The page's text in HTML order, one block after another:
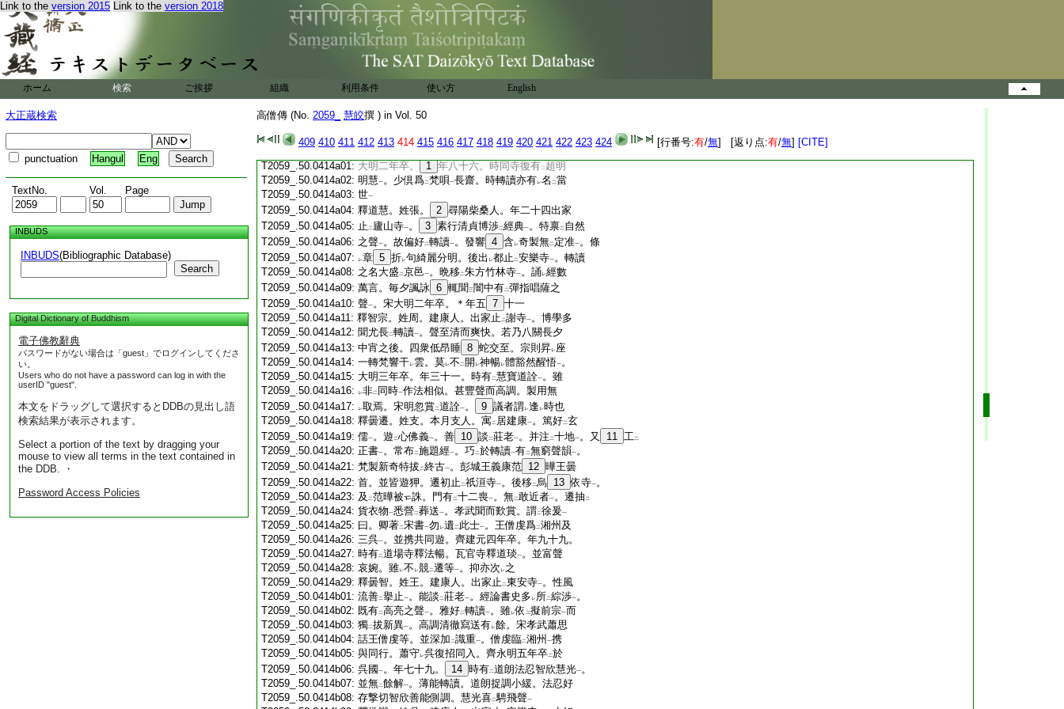
Link to the version 2015 Link to the version 2018
ホーム 検索 ご挨拶 組織 利用条件 使い方 English
大正蔵検索
punctuation Hangul Eng
TextNo. Vol. Page
INBUDS
INBUDS(Bibliographic Database)
Search
Digital Dictionary of Buddhism
電子佛教辭典
パスワードがない場合は「guest」でログインしてくださ
い。
Users who do not have a password can log in with the
userID "guest".
本文をドラッグして選択するとDDBの見出し語
検索結果が表示されます。
Select a portion of the text by dragging your
mouse to view all terms in the text contained in
the DDB. ・
Password Access Policies
高僧傳 (No. 2059_ 慧皎撰 ) in Vol. 50
409 410 411 412 413 414 415 416 417 418 419 420 421 422 423 424 [行番号:有/無] [返り点:有/無] [CITE]
T2059_.50.0413c19:服。乃歎曰。以 貌取レ人失二之子羽 一
T2059_.50.0413c20:安嚴公發 講。等作 三契經 竟。嚴徐動
T2059_.50.0413c21: 曰。如 此讀レ經亦不 減二 發講 遂散
T2059_.50.0413c22:題。議者以爲相成之道也。兄弟並以二
卒
白馬寺
T2059_.50.0413c25:雜技 而偏以二音聲 著稱。擅二名於宋武
T2059_.50.0413c27:善二 三本起 37
T2059_.50.0413c28:
レ 心。寺有 二 般若臺 一 。饒常 38 遶レ 臺梵轉以擬二供
T2059_.50.0413c29: 養 。行路聞者莫 不 息 駕踟躕 。彈指稱 佛。宋
T2059_.50.0414a01: 大明二年卒。 1 年八十六。時同寺復有二 超明
T2059_.50.0414a02: 明慧一。少倶爲二梵唄一長齋。時轉讀亦有レ名 二當
T2059_.50.0414a03: 世一
T2059_.50.0414a04: 釋道慧。姓張。 2 尋陽柴桑人。年二十四出家
T2059_.50.0414a05: 止 二 廬山寺一。 3 素行清貞博渉二經典一。特禀二 自然
T2059_.50.0414a06: 之聲一。故偏好二轉讀一。發響 4 含レ奇製無二 定准一。條
T2059_.50.0414a07:
レ章 5 折レ句綺麗分明。後出 レ都止 二安樂寺一。轉讀
T2059_.50.0414a08: 之名大盛 二京邑一。晩移二朱方竹林寺一。誦レ經數
T2059_.50.0414a09: 萬言。毎夕諷詠 6 輒聞三闇中有二彈指唱薩之
T2059_.50.0414a10: 聲一。宋大明二年卒。＊年五 7 十一
T2059_.50.0414a11: 釋智宗。姓周。建康人。出家止 二謝寺一。博學多
T2059_.50.0414a12: 聞尤長二轉讀一。聲至清而爽快。若乃八關長夕
T2059_.50.0414a13: 中宵之後。四衆低昂睡 8 蛇交至。宗則昇レ座
T2059_.50.0414a14: 一轉梵響干レ雲。莫レ不 二 開 レ神暢レ體豁然醒悟一。
T2059_.50.0414a15: 大明三年卒。年三十一。時有二慧寶道詮一。雖
T2059_.50.0414a16:
レ非二 同時一作法相似。甚豐聲而高調。製用無
T2059_.50.0414a17:
レ取焉。宋明忽賞二道詮一。 9 議者謂レ逢 レ時也
T2059_.50.0414a18: 釋曇遷。姓支。本月支人。寓二 居建康一。篤好二玄
T2059_.50.0414a19: 儒一。遊二心佛義一。善 10 談 二莊老一。并注 二十地一。又 11 工二
T2059_.50.0414a20: 正書一。常布二施題經一。巧二於轉讀一有二無窮聲韻一。
T2059_.50.0414a21: 梵製新奇特拔 二終古一。彭城王義康范 12 曄王曇
T2059_.50.0414a22: 首。並皆遊狎。遷初止 二祇洹寺一。後移二烏 13 依寺一。
T2059_.50.0414a23: 及 二范曄被 誅。門有二十二喪一。無二敢近者一。遷抽 二
T2059_.50.0414a24: 貨衣物一悉營二葬送一。孝武聞而歎賞。謂二徐爰一
T2059_.50.0414a25: 曰。卿著二宋書一勿 レ遺 二 此士一。王僧虔爲二湘州及
T2059_.50.0414a26: 三呉一。並携共同遊。齊建元四年卒。年九十九。
T2059_.50.0414a27: 時有二道場寺釋法暢。瓦官寺釋道琰一。並富聲
T2059_.50.0414a28: 哀婉。雖レ不 レ競二遷等一。抑亦次 レ之
T2059_.50.0414a29: 釋曇智。姓王。建康人。出家止 二東安寺一。性風
T2059_.50.0414b01: 流善二擧止一。能談 二莊老一。經論書史多 レ所二綜渉一。
T2059_.50.0414b02: 既有二高亮之聲一。雅好二轉讀一。雖レ依 二擬前宗一而
T2059_.50.0414b03: 獨二拔新異一。高調清徹寫送有レ餘。宋孝武蕭思
T2059_.50.0414b04: 話王僧虔等。並深加 二識重一。僧虔臨二湘州 一携
T2059_.50.0414b05: 與同行。蕭守レ呉復招同入。齊永明五年卒二於
T2059_.50.0414b06: 呉國 一。年七十九。 14 時有二道朗法忍智欣慧光一。
T2059_.50.0414b07: 並無二餘解一。薄能轉讀。道朗捉調小緩。法忍好
T2059_.50.0414b08: 存撃切智欣善能側調。慧光喜二騁飛聲一